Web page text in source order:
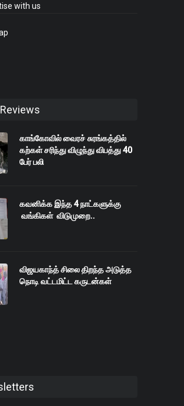
with us
காங்கோவில் வைரச் சுரங்கத்தில்
கற்கள் சரிந்து விழுந்து விபத்து 40
பேர் பலி
கவனிக்க இந்த 4 நாட்களுக்கு
வங்கிகள் விடுமுறை..
விஜயகாந்த் சிலை திறந்த அடுத்த
நொடி வட்டமிட்ட கருடன்கள்